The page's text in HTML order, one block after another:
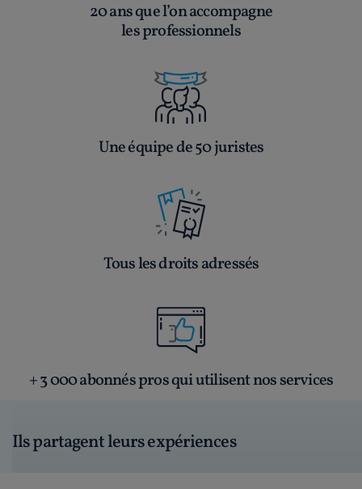
20 ans que l’on accompagne
les professionnels
Une équipe de 50 juristes
Tous les droits adressés
+ 3 000 abonnés pros qui utilisent nos services
Ils partagent leurs expériences